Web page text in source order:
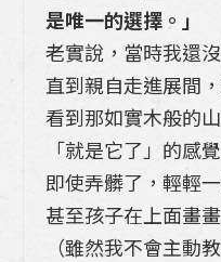
是唯一的選擇。」
老實說，當時我還
直到親自走進展間
看到那如實木般的
「就是它了」的感
即使弄髒了，輕輕
甚至孩子在上面畫
（雖然我不會主動